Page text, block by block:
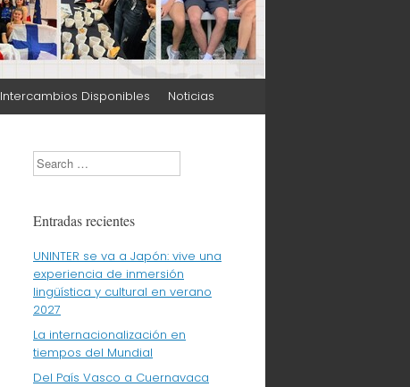
Intercambios Disponibles Noticias
Search
Entradas recientes
UNINTER se va a Japón: vive una
experiencia de inmersión
lingüística y cultural en verano
2027
La internacionalización en
tiempos del Mundial
Del País Vasco a Cuernavaca